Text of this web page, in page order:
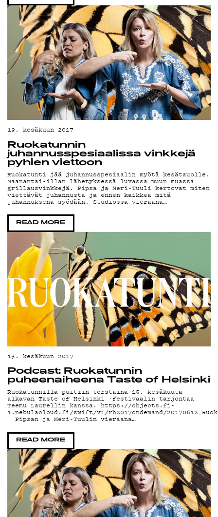
19. kesäkuun 2017
Ruokatunnin
juhannusspesiaalissa vinkkejä
pyhien viettoon
Ruokatunti jää juhannusspesiaalin myötä kesätauolle.
Maanantai-illan lähetyksessä luvassa muun muassa
grillausvinkkejä. Pipsa ja Meri-Tuuli kertovat miten
viettävät juhannusta ja ennen kaikkea mitä
juhannuksena syödään. Studiossa vieraana…
READ MORE
13. kesäkuun 2017
Podcast: Ruokatunnin
puheenaiheena Taste of Helsinki
Ruokatunnilla puitiin torstaina 15. kesäkuuta
alkavan Taste of Helsinki -festivaalin tarjontaa
Teemu Laurellin kanssa. https://objects.fi-
1.nebulacloud.fi/swift/v1/rh2017ondemand/
Pipsan ja Meri-Tuulin vieraana…
READ MORE